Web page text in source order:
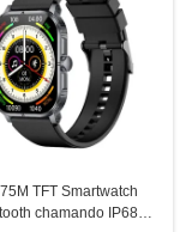
TFT Smartwatch
chamando IP68